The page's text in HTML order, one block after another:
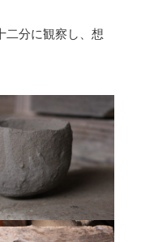
二分に観察し、想